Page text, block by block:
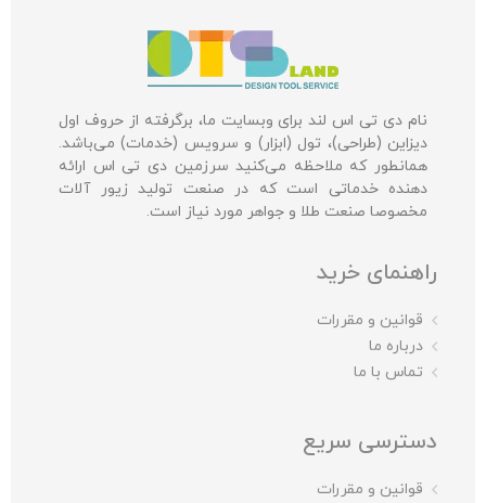
نام دی تی اس لند برای وبسایت ما، برگرفته از حروف اول
دیزاین (طراحی)، تول (ابزار) و سرویس (خدمات) می‌باشد.
همانطور که ملاحظه می‌کنید سرزمین دی تی اس ارائه
دهنده خدماتی است که در صنعت تولید زیور آلات
مخصوصا صنعت طلا و جواهر مورد نیاز است.
راهنمای خرید
قوانین و مقررات
درباره ما
تماس با ما
دسترسی سریع
قوانین و مقررات